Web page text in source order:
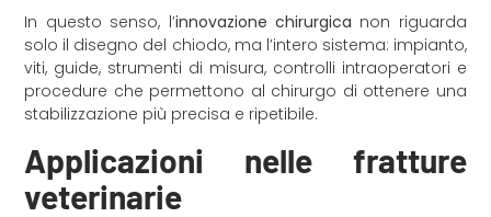
In questo senso, l’innovazione chirurgica non riguarda
solo il disegno del chiodo, ma l’intero sistema: impianto,
viti, guide, strumenti di misura, controlli intraoperatori e
procedure che permettono al chirurgo di ottenere una
stabilizzazione più precisa e ripetibile.
Applicazioni nelle fratture
veterinarie